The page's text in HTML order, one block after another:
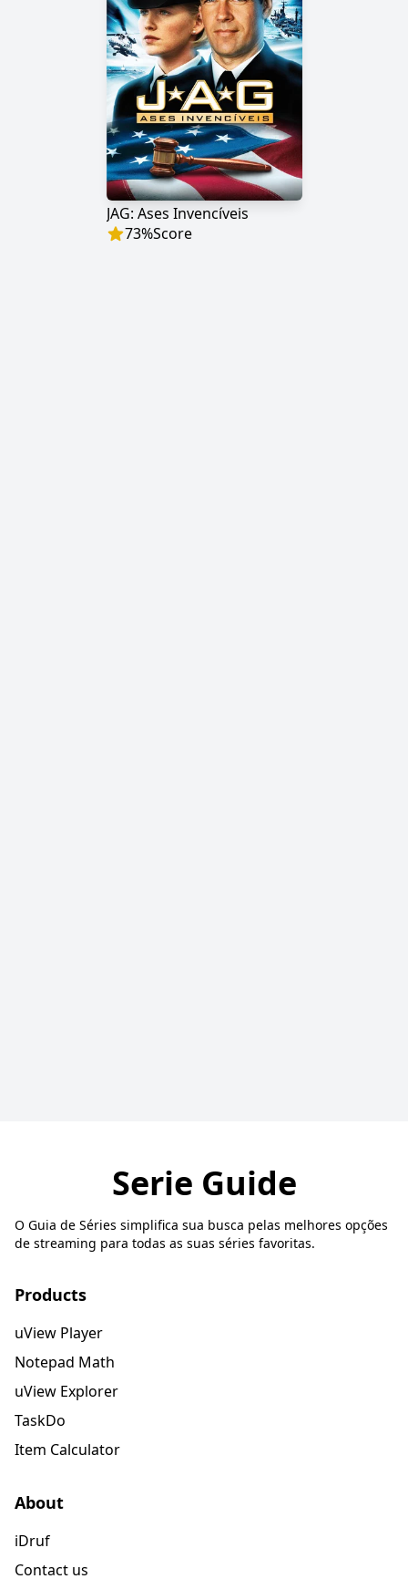
JAG: Ases Invencíveis
73%Score
Serie Guide
O Guia de Séries simplifica sua busca pelas melhores opções
de streaming para todas as suas séries favoritas.
Products
uView Player
Notepad Math
uView Explorer
TaskDo
Item Calculator
About
iDruf
Contact us